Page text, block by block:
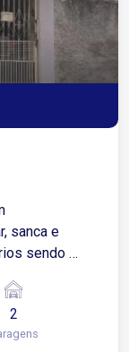
sanca e
Área
Imóvel
2